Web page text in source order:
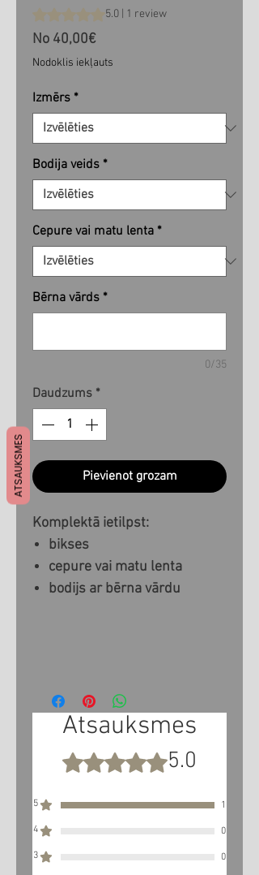
Rating is 5.0 out of five stars based on 1
5.0 | 1 review
No 40,00€Izpārdošanas
cena
Nodoklis iekļauts
Izmērs *
Bodija veids *
Cepure vai matu lenta *
Bērna vārds *
0/35
Daudzums *
Pievienot grozam
Komplektā ietilpst:
bikses
cepure vai matu lenta
bodijs ar bērna vārdu
Atsauksmes
Novērtēts ar 5 no 5 zvaigznēm.
5.0
5 1
4 0
3 0
ATSAUKSMES